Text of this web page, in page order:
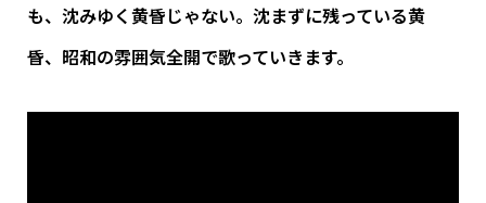
も、沈みゆく黄昏じゃない。沈まずに残っている黄
昏、昭和の雰囲気全開で歌っていきます。